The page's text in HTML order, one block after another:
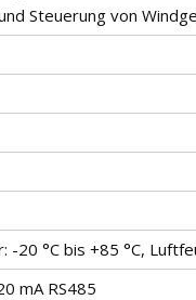
Steuerung von
-20 °C bis +85 °C,
mA RS485